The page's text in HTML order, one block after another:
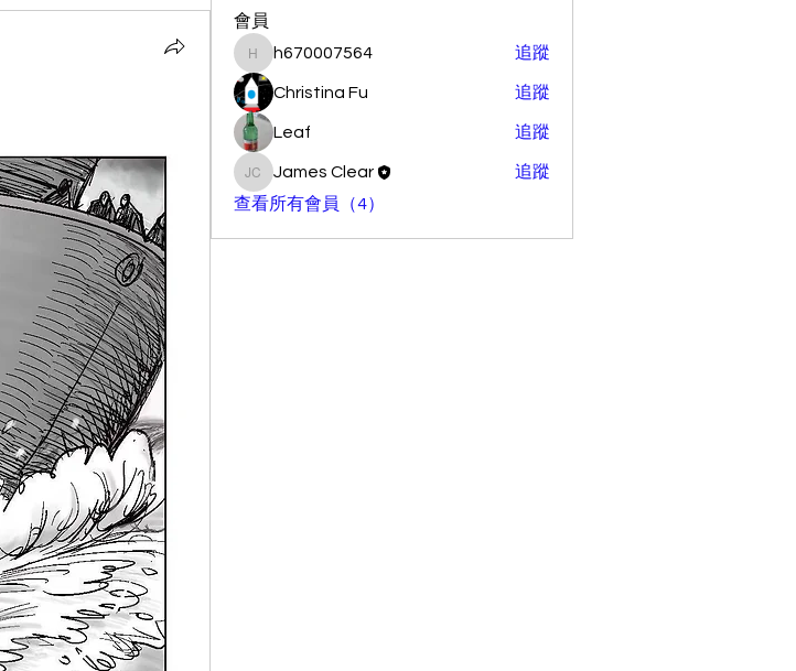
會員
h670007564
h670007564 追蹤
Christina Fu 追蹤
Leaf 追蹤
James Clear
James Clear
追蹤
查看所有會員（4）